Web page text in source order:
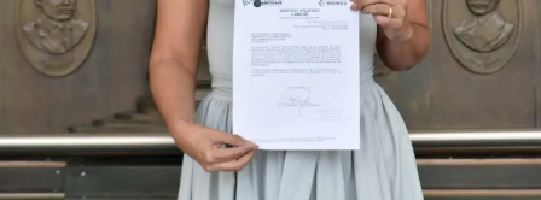
estrategia de cercanía ciudadana. Su retorno a Quintana
Roo busca garantizar la cohesión de las estructuras de
izquierda de cara a los próximos retos políticos. El relevo
institucional se procesará conforme a los tiempos legales
establecidos, manteniendo la continuidad de la
representación parlamentaria del estado.